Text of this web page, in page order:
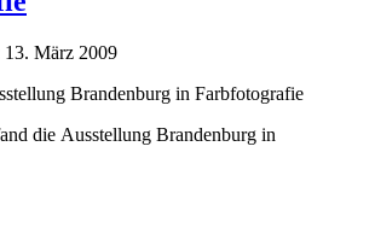
März 2009
Brandenburg in Farbfotografie
die Ausstellung Brandenburg in